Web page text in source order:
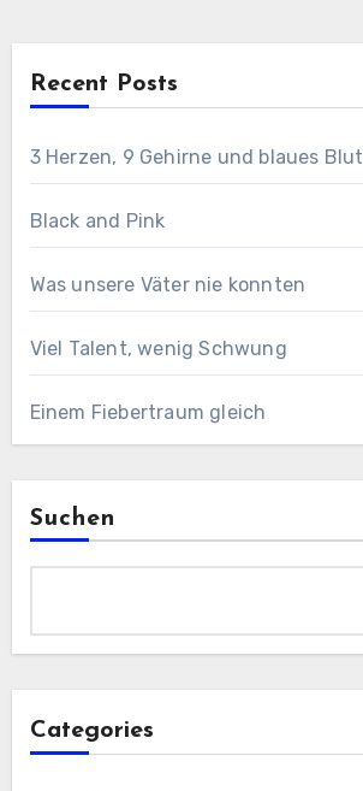
Recent Posts
3 Herzen, 9 Gehirne und blaues Blut
Black and Pink
Was unsere Väter nie konnten
Viel Talent, wenig Schwung
Einem Fiebertraum gleich
Suchen
Categories